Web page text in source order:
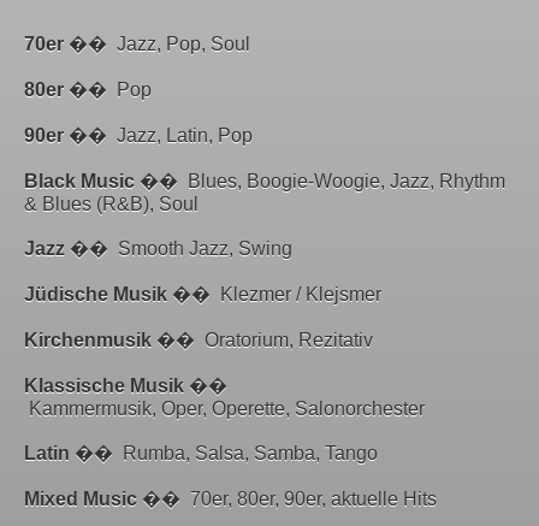
70er �� Jazz, Pop, Soul
80er �� Pop
90er �� Jazz, Latin, Pop
Black Music �� Blues, Boogie-Woogie, Jazz, Rhythm
& Blues (R&B), Soul
Jazz �� Smooth Jazz, Swing
Jüdische Musik �� Klezmer / Klejsmer
Kirchenmusik �� Oratorium, Rezitativ
Klassische Musik ��
Kammermusik, Oper, Operette, Salonorchester
Latin �� Rumba, Salsa, Samba, Tango
Mixed Music �� 70er, 80er, 90er, aktuelle Hits